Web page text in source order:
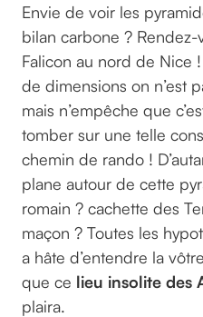
Envie de voir les
bilan carbone ?
Falicon au nord de Nice
de dimensions on n’est
mais n’empêche que
tomber sur une telle
chemin de rando !
plane autour de cette
romain ? cachette des
maçon ? Toutes les
a hâte d’entendre la
que ce lieu insolite des
plaira.